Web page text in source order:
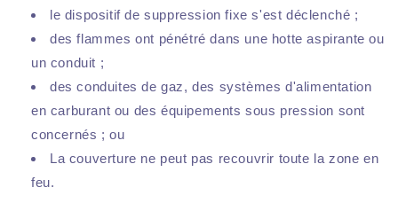
le dispositif de suppression fixe s'est déclenché ;
des flammes ont pénétré dans une hotte aspirante ou
un conduit ;
des conduites de gaz, des systèmes d'alimentation
en carburant ou des équipements sous pression sont
concernés ; ou
La couverture ne peut pas recouvrir toute la zone en
feu.